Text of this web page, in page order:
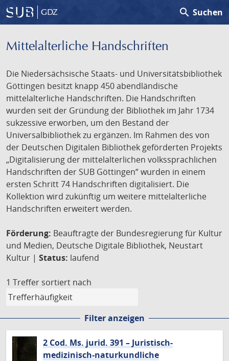
GDZ search Suchen
Mittelalterliche Handschriften
Die Niedersächsische Staats- und Universitätsbibliothek
Göttingen besitzt knapp 450 abendländische
mittelalterliche Handschriften. Die Handschriften
wurden seit der Gründung der Bibliothek im Jahr 1734
sukzessive erworben, um den Bestand der
Universalbibliothek zu ergänzen. Im Rahmen des von
der Deutschen Digitalen Bibliothek geförderten Projekts
„Digitalisierung der mittelalterlichen volkssprachlichen
Handschriften der SUB Göttingen“ wurden in einem
ersten Schritt 74 Handschriften digitalisiert. Die
Kollektion wird zukünftig um weitere mittelalterliche
Handschriften erweitert werden.
Förderung: Beauftragte der Bundesregierung für Kultur
und Medien, Deutsche Digitale Bibliothek, Neustart
Kultur | Status: laufend
1 Treffer sortiert nach
Filter anzeigen
2 Cod. Ms. jurid. 391 – Juristisch-
medizinisch-naturkundliche